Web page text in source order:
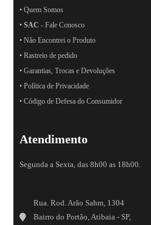
• Quem Somos
•SAC - Fale Conosco
• Não Encontrei o Produto
• Rastreio de pedido
• Garantias, Trocas e Devoluções
• Política de Privacidade
• Código de Defesa do Consumidor
Atendimento
Segunda a Sexta, das 8h00 as 18h00.
Rua. Rod. Arão Sahm, 1304
Bairro do Portão, Atibaia - SP,